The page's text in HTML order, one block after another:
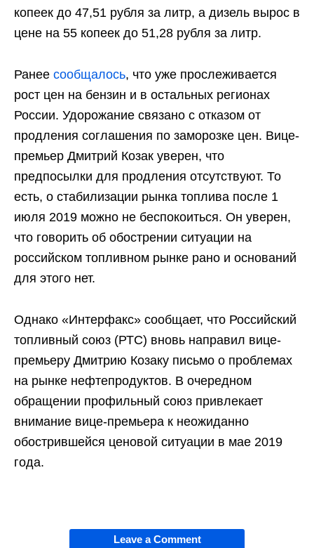
копеек до 47,51 рубля за литр, а дизель вырос в
цене на 55 копеек до 51,28 рубля за литр.
Ранее сообщалось, что уже прослеживается
рост цен на бензин и в остальных регионах
России. Удорожание связано с отказом от
продления соглашения по заморозке цен. Вице-
премьер Дмитрий Козак уверен, что
предпосылки для продления отсутствуют. То
есть, о стабилизации рынка топлива после 1
июля 2019 можно не беспокоиться. Он уверен,
что говорить об обострении ситуации на
российском топливном рынке рано и оснований
для этого нет.
Однако «Интерфакс» сообщает, что Российский
топливный союз (РТС) вновь направил вице-
премьеру Дмитрию Козаку письмо о проблемах
на рынке нефтепродуктов. В очередном
обращении профильный союз привлекает
внимание вице-премьера к неожиданно
обострившейся ценовой ситуации в мае 2019
года.
Leave a Comment